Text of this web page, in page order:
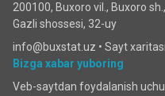
200100, Buxoro vil., Buxoro sh.,
Gazli shossesi, 32-uy
info@buxstat.uz • Sayt xaritasi
Bizga xabar yuboring
Veb-saytdan foydalanish